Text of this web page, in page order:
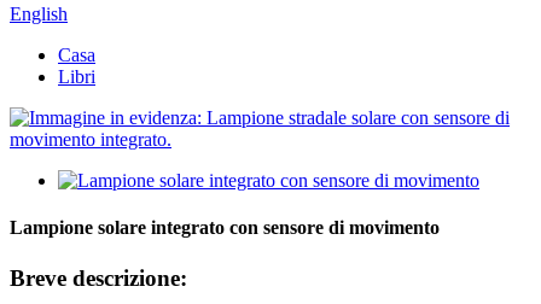
English
Casa
Libri
Lampione solare integrato con sensore di movimento
Breve descrizione: